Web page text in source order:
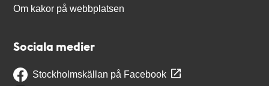
Om kakor på webbplatsen
Sociala medier
Stockholmskällan på Facebook